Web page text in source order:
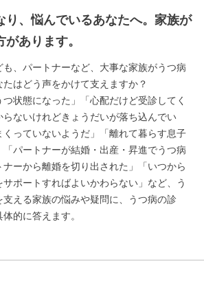
り、悩んでいるあなたへ。家族が
あります。
、パートナーなど、大事な家族がうつ病
はどう声をかけて支えますか？
つ状態になった」「心配だけど受診してく
ないけれどきょうだいが落ち込んでい
っていないようだ」「離れて暮らす息子
パートナーが結婚・出産・昇進でうつ病
ーから離婚を切り出された」「いつから
ポートすればよいかわらない」など、う
える家族の悩みや疑問に、うつ病の診
的に答えます。